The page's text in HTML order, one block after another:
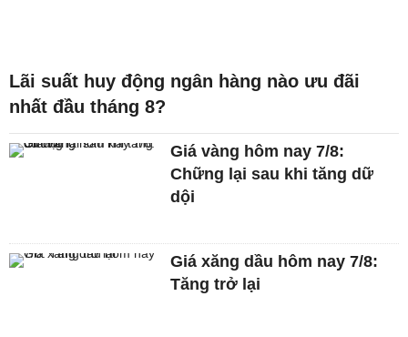
Lãi suất huy động ngân hàng nào ưu đãi
nhất đầu tháng 8?
Giá vàng hôm nay 7/8:
Chững lại sau khi tăng dữ
dội
Giá xăng dầu hôm nay 7/8:
Tăng trở lại